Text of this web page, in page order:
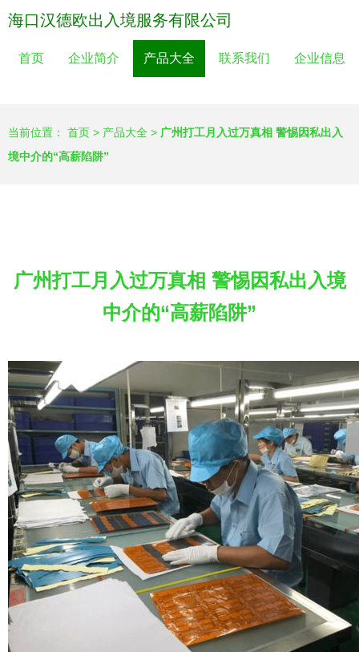
海口汉德欧出入境服务有限公司
首页 企业简介 产品大全 联系我们 企业信息
当前位置： 首页 > 产品大全 > 广州打工月入过万真相 警惕因私出入
境中介的“高薪陷阱”
广州打工月入过万真相 警惕因私出入境
中介的“高薪陷阱”